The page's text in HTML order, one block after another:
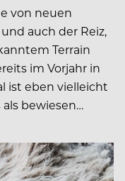
von neuen
auch der Reiz,
Terrain
im Vorjahr in
ist eben vielleicht
als bewiesen…